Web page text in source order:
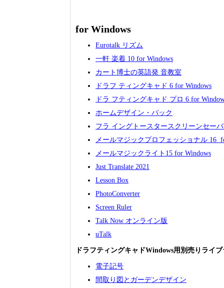
for Windows
Eurotalk リズム
一軒 楽着 10 for Windows
カート博士の英語発 音教室
ドラフ ティングキャド 6 for Windows
ドラ フティングキャド プロ 6 for
ホームデザイン・パック
フラ イングトースタースクリーンセー
メールマジックプロフェッショナル 16
メールマジックライト15 for Windows
Just Translate 2021
Lesson Box
PhotoConverter
Screen Ruler
Talk Now オンライン版
uTalk
ドラフティングキャドWindows用別売りライ
電子記号
間取り図とガーデンデザイン